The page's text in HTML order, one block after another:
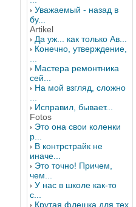
Уважаемый - назад в
бу...
Artikel
Да уж... как только Ав...
Конечно, утверждение,
Мастера ремонтника
сей...
На мой взгляд, сложно
Исправил, бывает...
Fotos
Это она свои коленки
р...
В контрстрайк не
иначе...
Это точно! Причем,
чем...
У нас в школе как-то
с...
Крутая флешка для тех